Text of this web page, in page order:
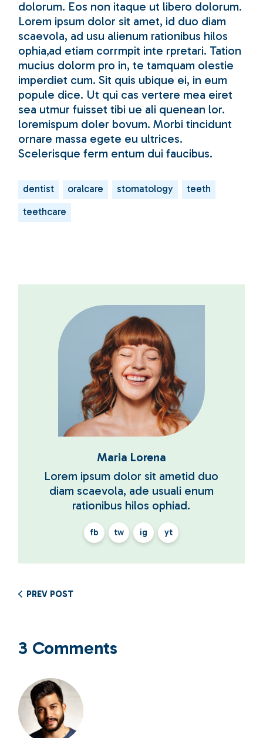
dolorum. Eos non itaque ut libero dolorum.
Lorem ipsum dolor sit amet, id duo diam
scaevola, ad usu alienum rationibus hilos
ophia,ad etiam corrmpit inte rpretari. Tation
mucius dolorm pro in, te tamquam olestie
imperdiet cum. Sit quis ubique ei, in eum
popule dice. Ut qui cas vertere mea eiret
sea utmur fuisset tibi ue ali quenean lor.
loremispum doler bovum. Morbi tincidunt
ornare massa egete eu ultrices.
Scelerisque ferm entum dui faucibus.
dentist oralcare stomatology
teeth
teethcare
Maria Lorena
Lorem ipsum dolor sit ametid duo
diam scaevola, ade usuali enum
rationibus hilos ophiad.
fb tw ig yt
PREV POST
3 Comments